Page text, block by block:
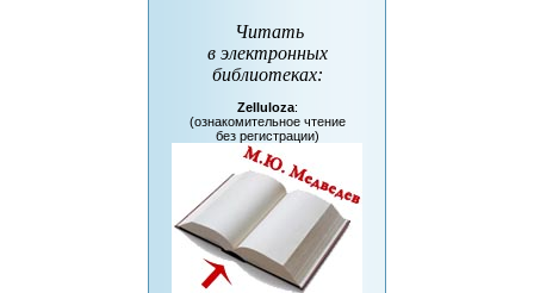
Читать
в электронных
библиотеках:
Zelluloza:
(ознакомительное чтение
без регистрации)